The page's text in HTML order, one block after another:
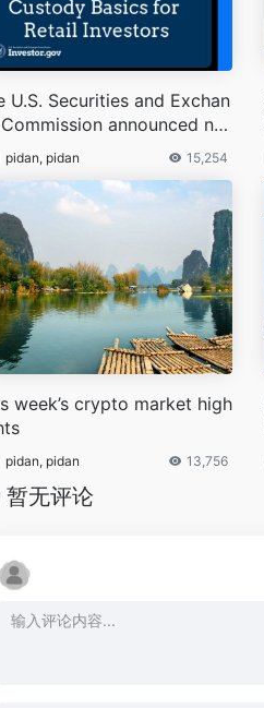
U.S. Securities and Exchan
announced ne
to help retail inves
manage their cryptocurre
holdings more safely
pidan, pidan 15,254
week’s crypto market high
pidan, pidan 13,756
暂无评论